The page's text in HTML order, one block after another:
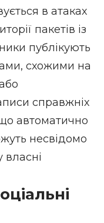
в атаках
пакетів із
публікують
схожими на
справжніх
автоматично
несвідомо